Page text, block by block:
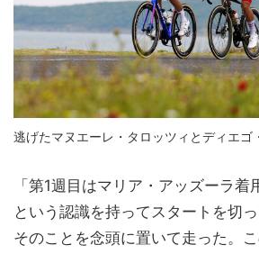
逃げたマヌエーレ・タロッツィとディエゴ
「第1週目はマリア・アッズーラ着
という認識を持ってスタートを切
そのことを念頭に置いて走った。